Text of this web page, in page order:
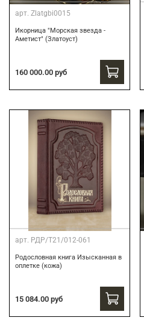
арт. Zlatgbi0015
Икорница "Морская звезда -
Аметист" (Златоуст)
160 000.00 руб
арт. РДР/Т21/012-061
Родословная книга Изысканная в
оплетке (кожа)
15 084.00 руб